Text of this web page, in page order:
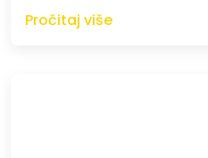
Pročitaj više